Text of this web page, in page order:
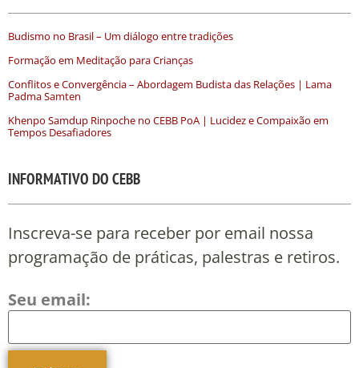
Budismo no Brasil – Um diálogo entre tradições
Formação em Meditação para Crianças
Conflitos e Convergência – Abordagem Budista das Relações | Lama
Padma Samten
Khenpo Samdup Rinpoche no CEBB PoA | Lucidez e Compaixão em
Tempos Desafiadores
INFORMATIVO DO CEBB
Inscreva-se para receber por email nossa
programação de práticas, palestras e retiros.
Seu email: